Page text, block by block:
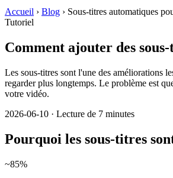
Accueil › Blog › Sous-titres automatiques
Tutoriel
Comment ajouter des
Les sous-titres sont l'une des améliorations
regarder plus longtemps. Le problème est
votre vidéo.
2026-06-10 · Lecture de 7 minutes
Pourquoi les sous-titres
~85%